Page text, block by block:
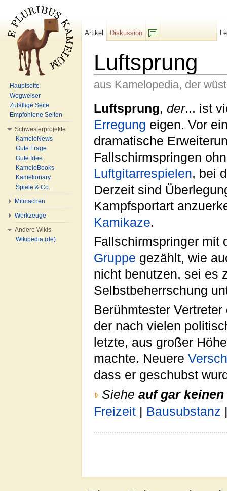
Luftsprung
aus Kamelopedia, der
Luftsprung, der... ist
Erregung eigen. Vor
dramatische
Fallschirmspringen
Luftgitarrespielen, bei
Derzeit sind
Kampfsportart
Kamikaze.
Fallschirmspringer mit
Gruppe gezählt, wie
nicht benutzen, sei es
Selbstbeherrschung
Berühmtester
der nach vielen
letzte, aus großer
machte. Neuere
dass er geschubst
Siehe auf gar keinen
Freizeit | Bausubstanz
Artikel
Diskussion
Hauptseite
Wegweiser
Zufällige Seite
Empfohlene Seiten
Schwesterprojekte
KameloNews
Gute Frage
Gute Idee
KameloBooks
Kamelionary
Spiele & Co.
Mitmachen
Werkzeuge
Andere Wikis
Wikipedia (de)